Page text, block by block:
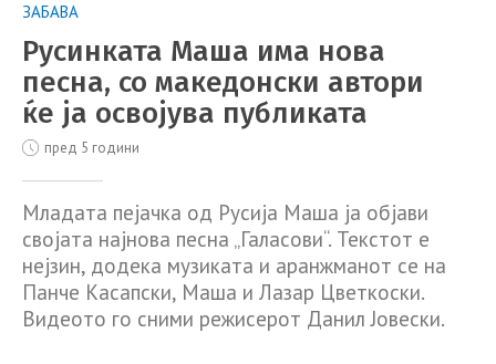
ЗАБАВА
Русинката Маша има нова
песна, со македонски автори
ќе ја освојува публиката
пред 5 години
Младата пејачка од Русија Маша ја објави
својата најнова песна „Галасови“. Текстот е
нејзин, додека музиката и аранжманот се на
Панче Касапски, Маша и Лазар Цветкоски.
Видеото го сними режисерот Данил Јовески.